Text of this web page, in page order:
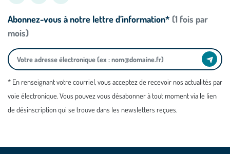
Abonnez-vous à notre lettre d’information* (1 fois par
mois)
* En renseignant votre courriel, vous acceptez de recevoir nos actualités par
voie électronique. Vous pouvez vous désabonner à tout moment via le lien
de désinscription qui se trouve dans les newsletters reçues.